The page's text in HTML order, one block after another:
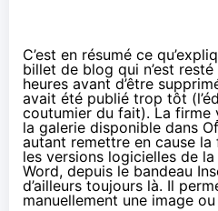
C’est en résumé ce
billet de blog qui n’est
heures avant d’être
avait été publié trop tôt
coutumier du fait). La firme
la galerie disponible dans
autant remettre en cause
les versions logicielles de
Word, depuis le bandeau
d’ailleurs toujours là. Il
manuellement une image